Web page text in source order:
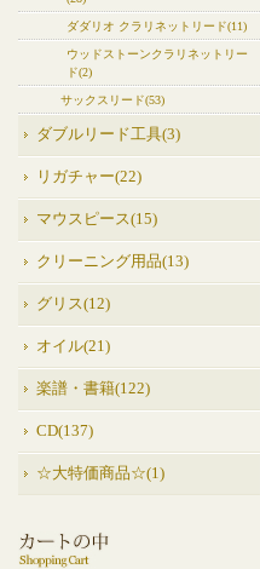
ダダリオ クラリネットリード(11)
ウッドストーンクラリネットリー
ド(2)
サックスリード(53)
ダブルリード工具(3)
リガチャー(22)
マウスピース(15)
クリーニング用品(13)
グリス(12)
オイル(21)
楽譜・書籍(122)
CD(137)
☆大特価商品☆(1)